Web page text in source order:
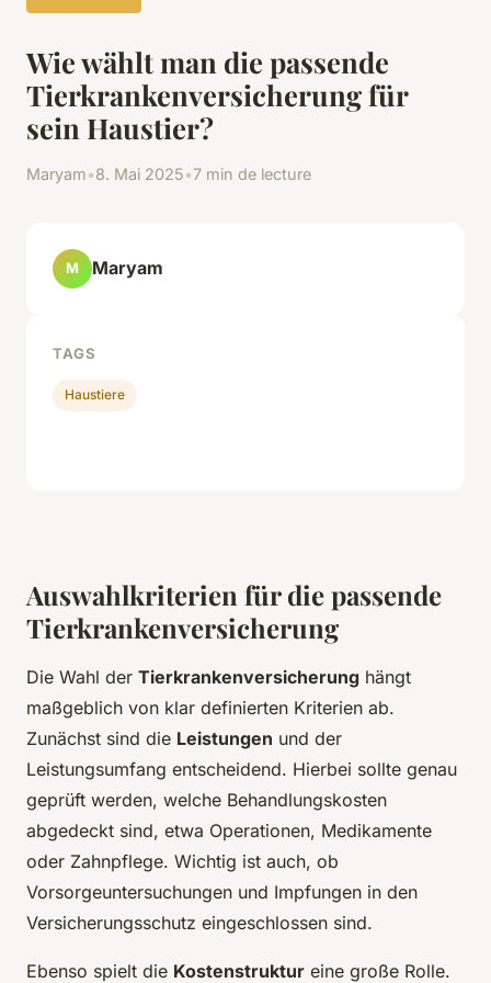
Wie wählt man die passende
Tierkrankenversicherung für
sein Haustier?
Maryam•8. Mai 2025•7 min de lecture
Auswahlkriterien für die passende
Tierkrankenversicherung
Die Wahl der Tierkrankenversicherung hängt
maßgeblich von klar definierten Kriterien ab.
Zunächst sind die Leistungen und der
Leistungsumfang entscheidend. Hierbei sollte genau
geprüft werden, welche Behandlungskosten
abgedeckt sind, etwa Operationen, Medikamente
oder Zahnpflege. Wichtig ist auch, ob
Vorsorgeuntersuchungen und Impfungen in den
Versicherungsschutz eingeschlossen sind.
Ebenso spielt die Kostenstruktur eine große Rolle.
M Maryam
TAGS
Haustiere